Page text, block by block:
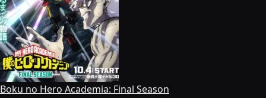
Boku no Hero Academia: Final Season